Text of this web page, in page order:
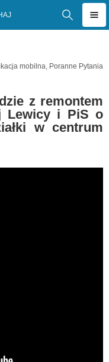
mobilna, Poranne Pytania
z remontem
Lewicy i PiS o
w centrum